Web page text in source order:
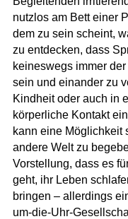
nutzlos am Bett einer
dem zu sein scheint,
zu entdecken, dass
keineswegs immer
sein und einander zu
Kindheit oder auch in
körperliche Kontakt
kann eine Möglichkeit
andere Welt zu
Vorstellung, dass es
geht, ihr Leben
bringen – allerdings
um-die-Uhr-